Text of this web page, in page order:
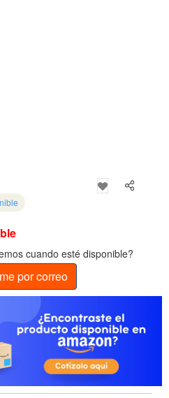
cuando esté disponible?
por correo